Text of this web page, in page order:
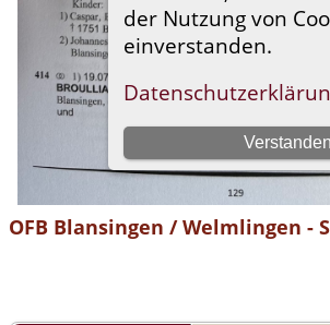
OFB Blansingen / Welmlingen -